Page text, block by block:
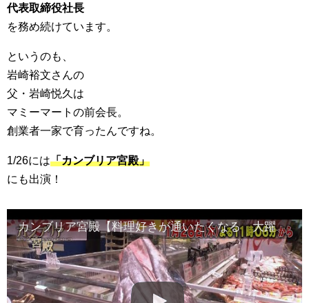
代表取締役社長
を務め続けています。
というのも、
岩崎裕文さんの
父・岩崎悦久は
マミーマートの前会長。
創業者一家で育ったんですね。
1/26には「カンブリア宮殿」
にも出演！
カンブリア宮殿【料理好きが通いたくなる 大躍進！地方スーパーの逆襲】予告